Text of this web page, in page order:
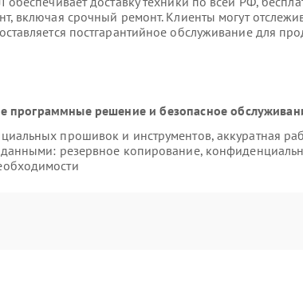
включая срочный ремонт. Клиенты могут
постгарантийное обслуживание для
программные решение и безопасное
прошивок и инструментов, аккуратная
резервное копирование,